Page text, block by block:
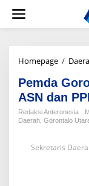
w
Homepage /
Pemda
ASN dan
Redaksi Anteronesia
Daerah Gorontalo
Sekretaris